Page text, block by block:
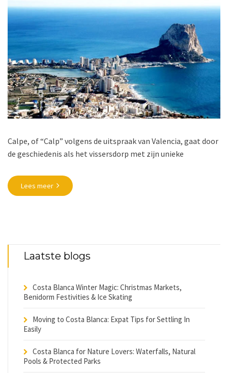
Calpe, of “Calp” volgens de uitspraak van Valencia, gaat door
de geschiedenis als het vissersdorp met zijn unieke
Lees meer
Laatste blogs
Costa Blanca Winter Magic: Christmas Markets,
Benidorm Festivities & Ice Skating
Moving to Costa Blanca: Expat Tips for Settling In
Easily
Costa Blanca for Nature Lovers: Waterfalls, Natural
Pools & Protected Parks